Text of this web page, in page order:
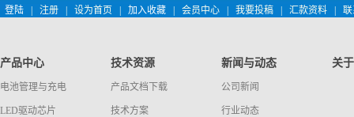
登陆 注册 设为首页 加入收藏 会员中心 我要投稿 汇款资料
产品中心
电池管理与充电
LED驱动芯片
技术资源
产品文档下载
技术方案
新闻与动态
公司新闻
行业动态
关